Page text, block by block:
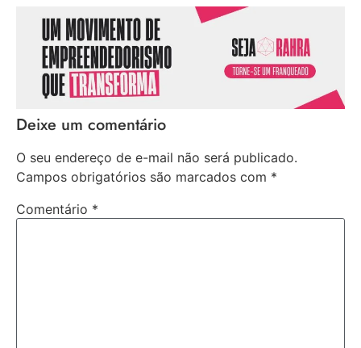
Deixe um comentário
O seu endereço de e-mail não será publicado.
Campos obrigatórios são marcados com *
Comentário *